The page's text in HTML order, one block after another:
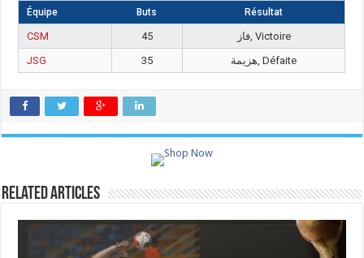
Équipe Buts Résultat
CSM 45
فاز, Victoire
JSG
35 هزيمة, Défaite
Related Articles